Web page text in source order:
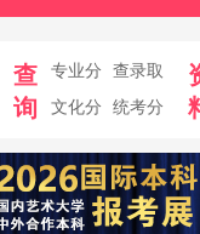
查
询
专业分
查录取
文化分
统考分